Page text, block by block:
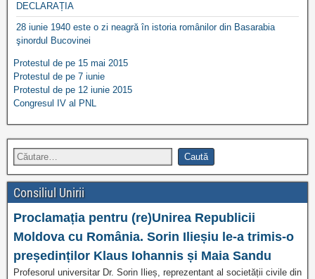
DECLARAȚIA
28 iunie 1940 este o zi neagră în istoria românilor din Basarabia
şinordul Bucovinei
Protestul de pe 15 mai 2015
Protestul de pe 7 iunie
Protestul de pe 12 iunie 2015
Congresul IV al PNL
Consiliul Unirii
Proclamația pentru (re)Unirea Republicii
Moldova cu România. Sorin Ilieșiu le-a trimis-o
președinților Klaus Iohannis și Maia Sandu
Profesorul universitar Dr. Sorin Ilieș, reprezentant al societății civile din